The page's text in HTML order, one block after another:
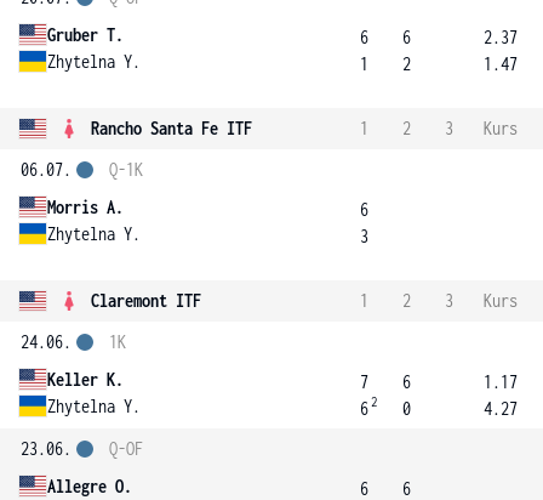
Gruber T.
Zhytelna Y.
6
1
6
2
2.37
1.47
Rancho Santa Fe ITF 1 2 3
Kurs
06.07.
Morris A.
Zhytelna Y.
Q-1K
6
3
Claremont ITF 1 2 3
Kurs
24.06.
Keller K.
Zhytelna Y.
1K
7
62
6
0
1.17
4.27
23.06.
Allegre O.
Q-OF
6
6